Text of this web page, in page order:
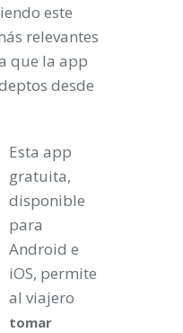
este
relevantes
que la app
desde
Esta app
gratuita,
disponible
para
Android e
iOS, permite
al viajero
tomar